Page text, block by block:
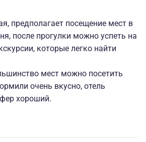
предполагает посещение мест в
после прогулки можно успеть на
которые легко найти
мест можно посетить
очень вкусно, отель
хороший.